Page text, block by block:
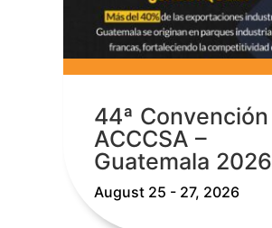
44ª Convención
ACCCSA –
Guatemala 2026
August 25 - 27, 2026